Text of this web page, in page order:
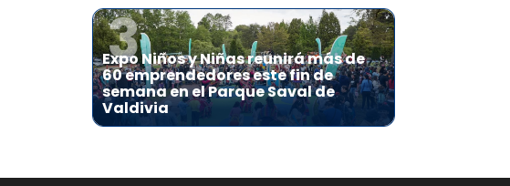
3
Expo Niños y Niñas reunirá más de
60 emprendedores este fin de
semana en el Parque Saval de
Valdivia